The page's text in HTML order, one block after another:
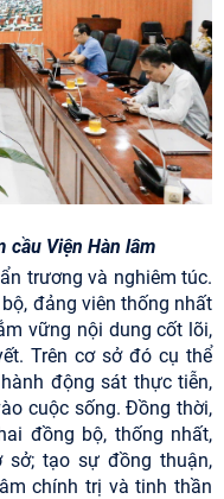
cầu Viện Hàn lâm
trương và nghiêm túc.
đảng viên thống nhất
vững nội dung cốt lõi,
Trên cơ sở đó cụ thể
động sát thực tiễn,
cuộc sống. Đồng thời,
đồng bộ, thống nhất,
tạo sự đồng thuận,
chính trị và tinh thần